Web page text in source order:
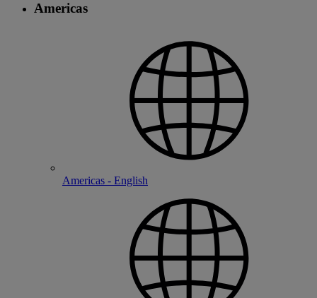
Americas
Americas - English